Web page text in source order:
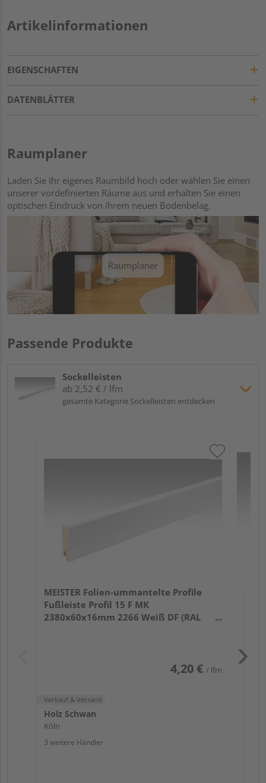
Artikelinformationen
EIGENSCHAFTEN
DATENBLÄTTER
Raumplaner
Laden Sie Ihr eigenes Raumbild hoch oder wählen Sie einen
unserer vordefinierten Räume aus und erhalten Sie einen
optischen Eindruck von Ihrem neuen Bodenbelag.
Raumplaner
Passende Produkte
Sockelleisten
ab 2,52 € / lfm
gesamte Kategorie Sockelleisten entdecken
MEISTER Folien-ummantelte Profile
Fußleiste Profil 15 F MK
2380x60x16mm 2266 Weiß DF (RAL
4,20 € / lfm
Verkauf & Versand
Holz Schwan
Köln
3 weitere Händler